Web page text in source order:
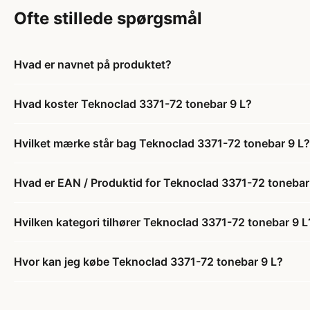
Ofte stillede spørgsmål
Hvad er navnet på produktet?
Hvad koster Teknoclad 3371-72 tonebar 9 L?
Hvilket mærke står bag Teknoclad 3371-72 tonebar 9 L?
Hvad er EAN / Produktid for Teknoclad 3371-72
Hvilken kategori tilhører Teknoclad 3371-72 tonebar 9
Hvor kan jeg købe Teknoclad 3371-72 tonebar 9 L?